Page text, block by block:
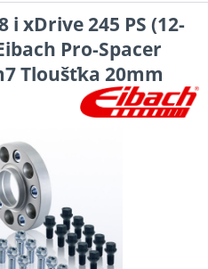
i xDrive 245 PS (12-
Pro-Spacer
Tloušťka 20mm